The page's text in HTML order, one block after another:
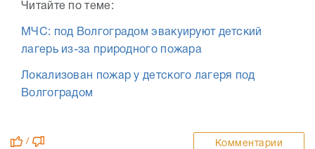
Читайте по теме:
МЧС: под Волгоградом эвакуируют детский
лагерь из-за природного пожара
Локализован пожар у детского лагеря под
Волгоградом
/ Комментарии